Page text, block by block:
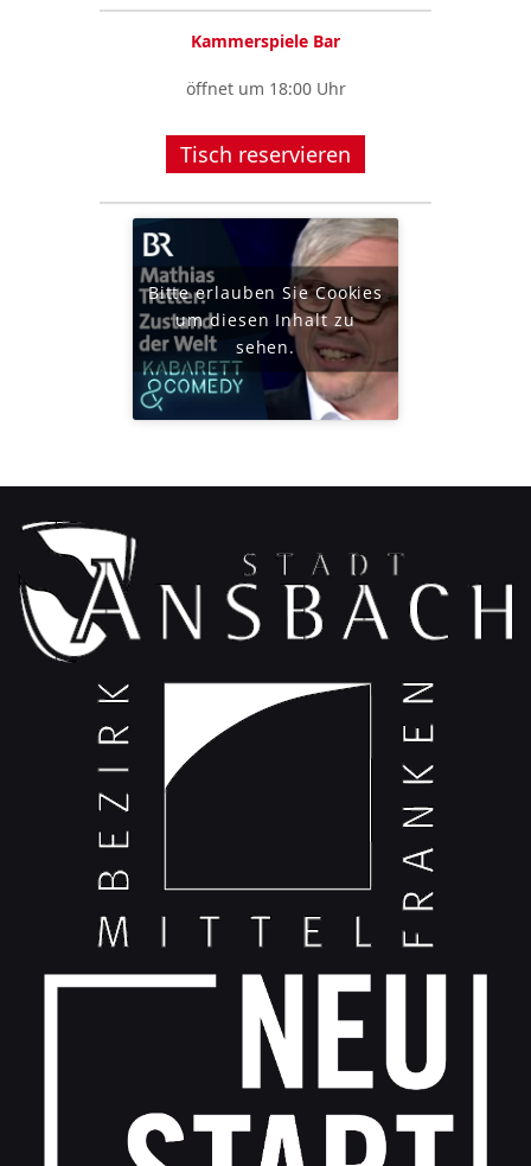
Kammerspiele Bar
öffnet um 18:00 Uhr
Tisch reservieren
Bitte erlauben Sie Cookies
um diesen Inhalt zu
sehen.